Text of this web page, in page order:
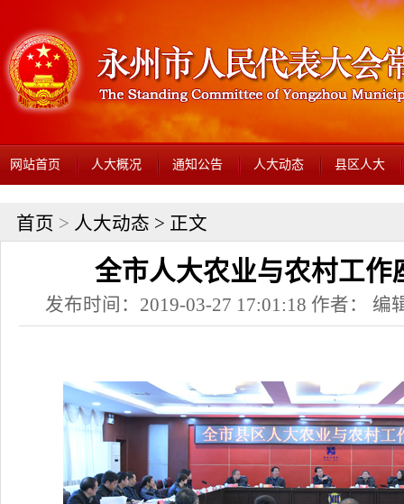
网站首页 人大概况 通知公告 人大动态 县区人大
首页 > 人大动态 > 正文
全市人大农业与农村工作
发布时间：2019-03-27 17:01:18 作者： 编